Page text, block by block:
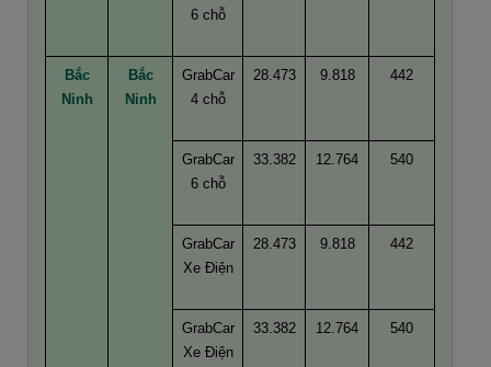
6 chỗ
Bắc
Ninh
Bắc
Ninh
GrabCar
4 chỗ
28.473 9.818 442
GrabCar
6 chỗ
33.382 12.764 540
GrabCar
Xe Điện
28.473 9.818 442
GrabCar
Xe Điện
33.382 12.764 540